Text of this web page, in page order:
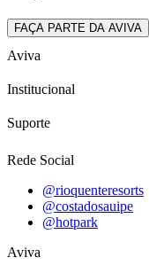
FAÇA PARTE DA AVIVA
Aviva
Institucional
Suporte
Rede Social
@rioquenteresorts
@costadosauipe
@hotpark
Aviva